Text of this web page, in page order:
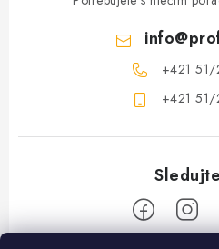
info@
+421
+421